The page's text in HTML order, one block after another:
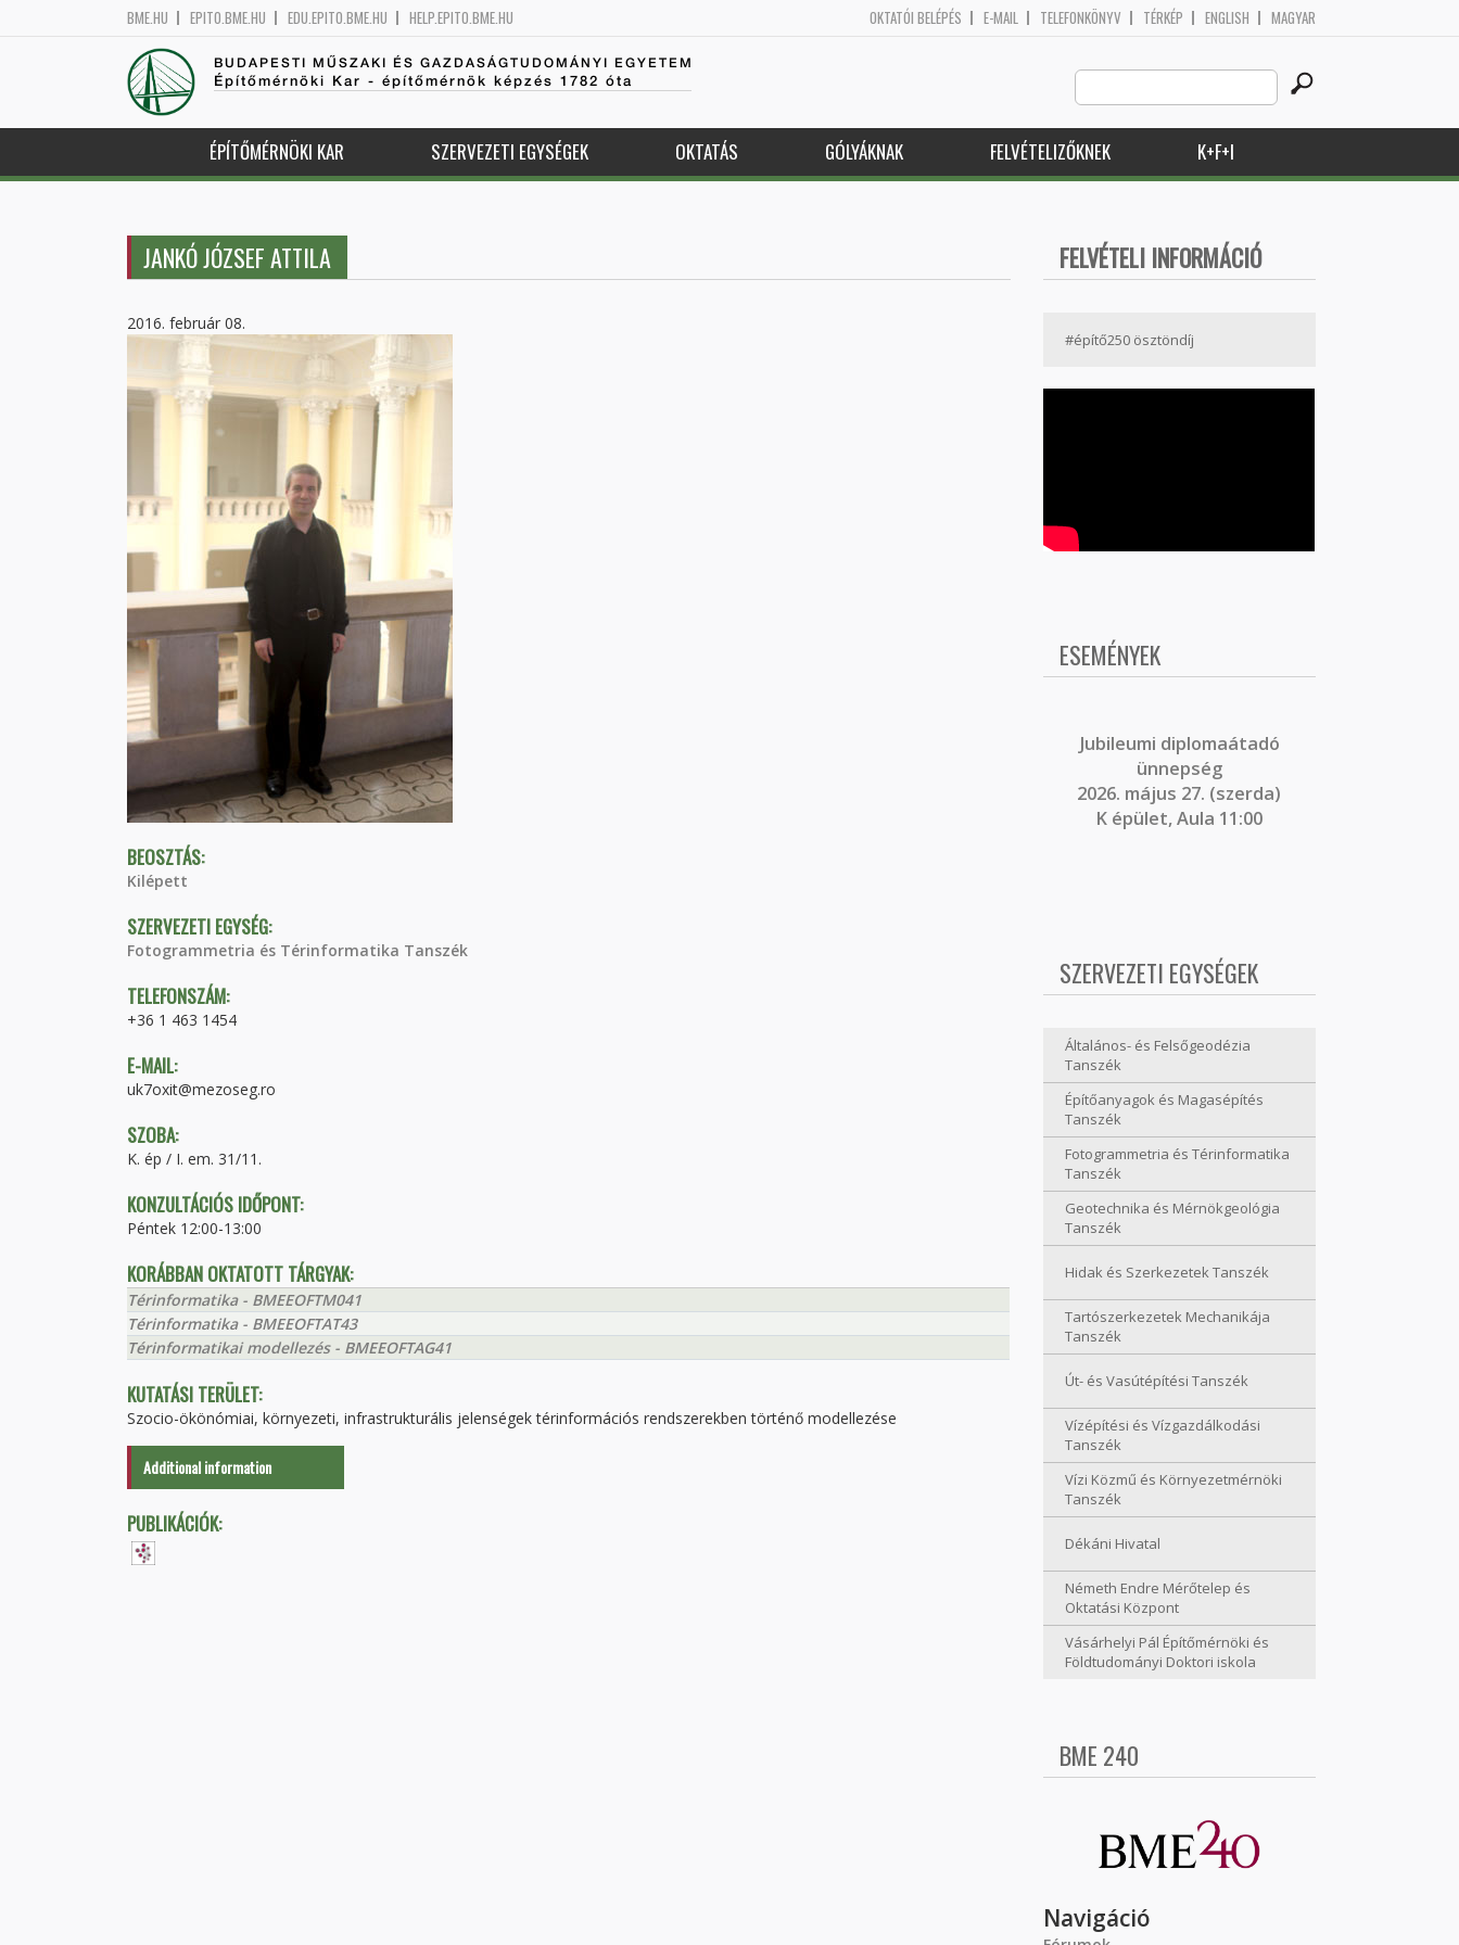
BME.HU EPITO.BME.HU EDU.EPITO.BME.HU HELP.EPITO.BME.HU OKTATÓI BELÉPÉS E-MAIL TELEFONKÖNYV TÉRKÉP ENGLISH MAGYAR
BUDAPESTI MŰSZAKI ÉS GAZDASÁGTUDOMÁNYI EGYETEM
Építőmérnöki Kar - építőmérnök képzés 1782 óta
Search
this
site
ÉPÍTŐMÉRNÖKI KAR SZERVEZETI EGYSÉGEK OKTATÁS GÓLYÁKNAK FELVÉTELIZŐKNEK K+F+I
JANKÓ JÓZSEF ATTILA
2016. február 08.
BEOSZTÁS:
Kilépett
SZERVEZETI EGYSÉG:
Fotogrammetria és Térinformatika Tanszék
TELEFONSZÁM:
+36 1 463 1454
E-MAIL:
uk7oxit@mezoseg.ro
SZOBA:
K. ép / I. em. 31/11.
KONZULTÁCIÓS IDŐPONT:
Péntek 12:00-13:00
KORÁBBAN OKTATOTT TÁRGYAK:
Térinformatika - BMEEOFTM041
Térinformatika - BMEEOFTAT43
Térinformatikai modellezés - BMEEOFTAG41
KUTATÁSI TERÜLET:
Szocio-ökönómiai, környezeti, infrastrukturális jelenségek térinformációs rendszerekben történő modellezése
Additional information
PUBLIKÁCIÓK:
FELVÉTELI INFORMÁCIÓ
#építő250 ösztöndíj
ESEMÉNYEK
Jubileumi diplomaátadó
ünnepség
2026. május 27. (szerda)
K épület, Aula 11:00
SZERVEZETI EGYSÉGEK
Általános- és Felsőgeodézia
Tanszék
Építőanyagok és Magasépítés
Tanszék
Fotogrammetria és Térinformatika
Tanszék
Geotechnika és Mérnökgeológia
Tanszék
Hidak és Szerkezetek Tanszék
Tartószerkezetek Mechanikája
Tanszék
Út- és Vasútépítési Tanszék
Vízépítési és Vízgazdálkodási
Tanszék
Vízi Közmű és Környezetmérnöki
Tanszék
Dékáni Hivatal
Németh Endre Mérőtelep és
Oktatási Központ
Vásárhelyi Pál Építőmérnöki és
Földtudományi Doktori iskola
BME 240
Navigáció